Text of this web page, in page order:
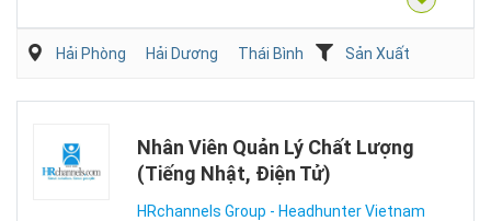
Hải Phòng Hải Dương Thái Bình Sản Xuất
Nhân Viên Quản Lý Chất Lượng
(Tiếng Nhật, Điện Tử)
HRchannels Group - Headhunter Vietnam